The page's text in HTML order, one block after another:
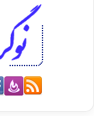
چقدر می ترسم
وقتی که باز می گردم